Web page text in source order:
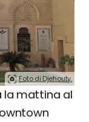
Foto di Djehouty.
la mattina al